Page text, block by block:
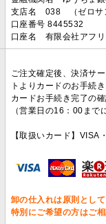
支店名 038 （ゼロサ
口座番号 8445532
口座名 有限会社アフ
ご注文確定後、決済サ
トよりカードのお手続
カードお手続き完了の
（営業日の16：00ま
【取扱いカード】
卸の仕入れは原則とし
特別にご希望の方はご